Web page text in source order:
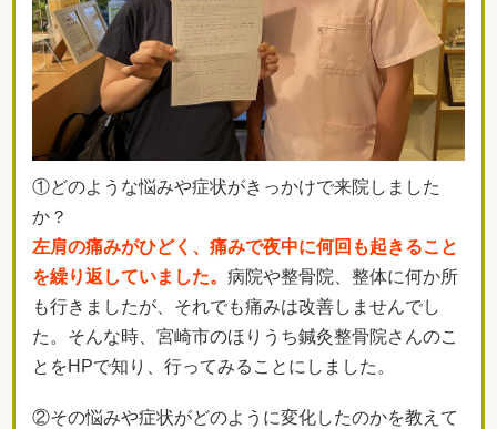
①どのような悩みや症状がきっかけで来院しました
か？
左肩の痛みがひどく、痛みで夜中に何回も起きること
を繰り返していました。 病院や整骨院、整体に何か所
も行きましたが、それでも痛みは改善しませんでし
た。そんな時、宮崎市のほりうち鍼灸整骨院さんのこ
とをHPで知り、行ってみることにしました。
②その悩みや症状がどのように変化したのかを教えて